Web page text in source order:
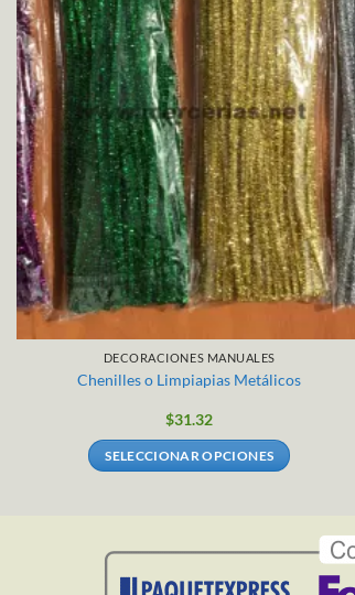
DECORACIONES MANUALES
Chenilles o Limpiapias Metálicos
$31.32
SELECCIONAR OPCIONES
múltiples
variantes.